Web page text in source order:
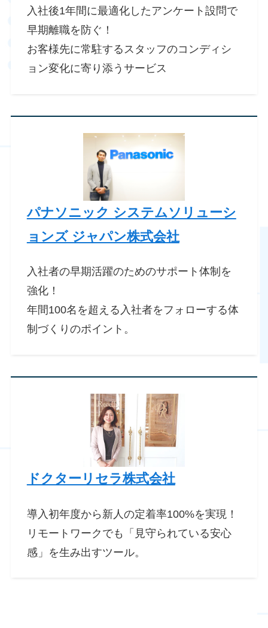
入社後1年間に最適化したアンケート設問で
早期離職を防ぐ！
お客様先に常駐するスタッフのコンディシ
ョン変化に寄り添うサービス
パナソニック システムソリューシ
ョンズ ジャパン株式会社
入社者の早期活躍のためのサポート体制を
強化！
年間100名を超える入社者をフォローする体
制づくりのポイント。
ドクターリセラ株式会社
導入初年度から新人の定着率100%を実現！
リモートワークでも「見守られている安心
感」を生み出すツール。